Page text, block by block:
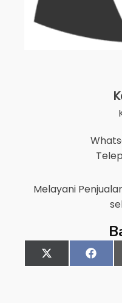
Melayani
Share
on
X
(Twitter)
Share
on